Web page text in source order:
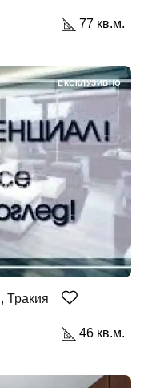
77 кв.м.
Тракия
46 кв.м.
ЕКСКЛУЗИВНО